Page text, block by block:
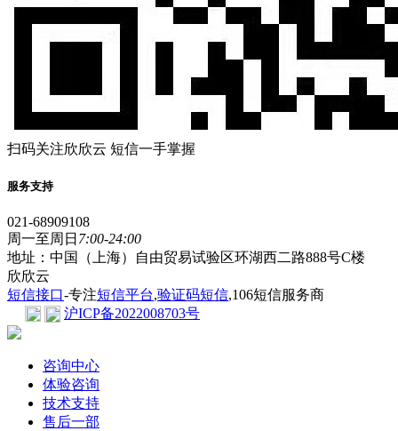
扫码关注欣欣云 短信一手掌握
服务支持
021-68909108
周一至周日 7:00-24:00
地址：中国（上海）自由贸易试验区环湖西二路888号C楼
欣欣云
短信接口-专注短信平台,验证码短信,106短信服务商
沪ICP备2022008703号
咨询中心
体验咨询
技术支持
售后一部